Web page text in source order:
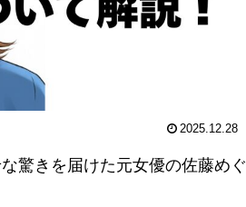
2025.12.28
驚きを届けた元女優の佐藤めぐ